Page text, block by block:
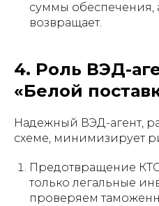
суммы обеспечения,
возвращает.
4. Роль ВЭД-
«Белой
Надежный ВЭД-агент,
схеме, минимизирует
Предотвращение
только легальные
проверяем